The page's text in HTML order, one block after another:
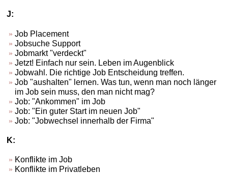
J:
Job Placement
Jobsuche Support
Jobmarkt "verdeckt"
Jetzt! Einfach nur sein. Leben im Augenblick
Jobwahl. Die richtige Job Entscheidung treffen.
Job "aushalten" lernen. Was tun, wenn man noch länger
im Job sein muss, den man nicht mag?
Job: "Ankommen" im Job
Job: "Ein guter Start im neuen Job"
Job: "Jobwechsel innerhalb der Firma"
K:
Konflikte im Job
Konflikte im Privatleben